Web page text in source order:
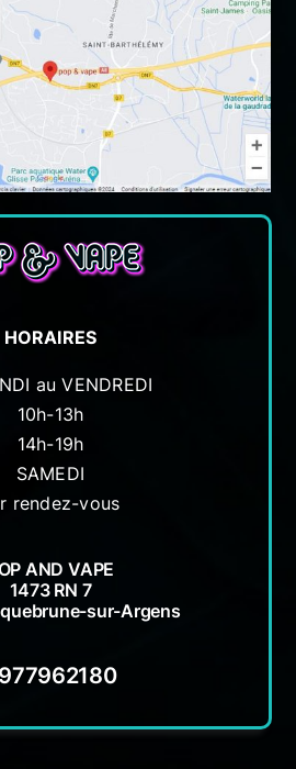
HORAIRES
au VENDREDI
10h-13h
14h-19h
SAMEDI
rendez-vous
AND VAPE
1473 RN 7
sur-Argens